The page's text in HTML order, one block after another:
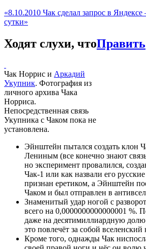
«8.10.2010 Чак сделал запрос в
сутки»
Ходят слухи, чтоПравить
Чак Норрис и Аркадий
Укупник. Фотография из
личного архива Чака
Норриса.
Непосредственная связь
Укупника с Чаком пока не
установлена.
Эйнштейн пытался создать клон
Лениным (все конечно знают
но эксперимент провалился,
Чак-1 или как назвали его
признан еретиком, а Эйнштейн
Чаком и был отправлен в
Знаменитый удар ногой с
всего на 0,0000000000000001 %.
даже на десятимиллиардную долю
это повлечёт за собой вселенский
Кроме того, однажды Чак